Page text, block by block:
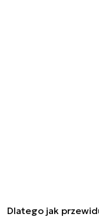
Dlatego jak